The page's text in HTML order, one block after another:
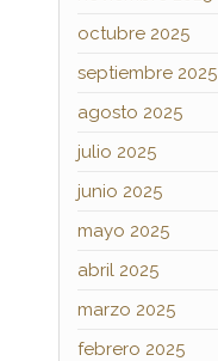
octubre 2025
septiembre 2025
agosto 2025
julio 2025
junio 2025
mayo 2025
abril 2025
marzo 2025
febrero 2025